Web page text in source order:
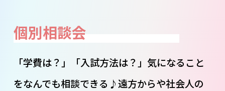
個別相談会
「学費は？」「入試方法は？」気になること
をなんでも相談できる♪遠方からや社会人の